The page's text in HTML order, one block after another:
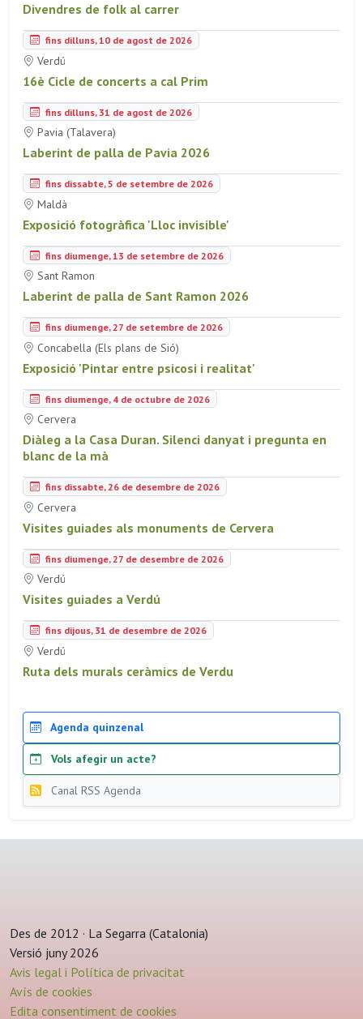
Divendres de folk al carrer
fins dilluns, 10 de agost de 2026
Verdú
16è Cicle de concerts a cal Prim
fins dilluns, 31 de agost de 2026
Pavia (Talavera)
Laberint de palla de Pavia 2026
fins dissabte, 5 de setembre de 2026
Maldà
Exposició fotogràfica 'Lloc invisible'
fins diumenge, 13 de setembre de 2026
Sant Ramon
Laberint de palla de Sant Ramon 2026
fins diumenge, 27 de setembre de 2026
Concabella (Els plans de Sió)
Exposició 'Pintar entre psicosi i realitat'
fins diumenge, 4 de octubre de 2026
Cervera
Diàleg a la Casa Duran. Silenci danyat i pregunta en
blanc de la mà
fins dissabte, 26 de desembre de 2026
Cervera
Visites guiades als monuments de Cervera
fins diumenge, 27 de desembre de 2026
Verdú
Visites guiades a Verdú
fins dijous, 31 de desembre de 2026
Verdú
Ruta dels murals ceràmics de Verdu
Agenda quinzenal
Vols afegir un acte?
Canal RSS Agenda
Des de 2012 · La Segarra (Catalonia)
Versió juny 2026
Avis legal i Política de privacitat
Avís de cookies
Edita consentiment de cookies